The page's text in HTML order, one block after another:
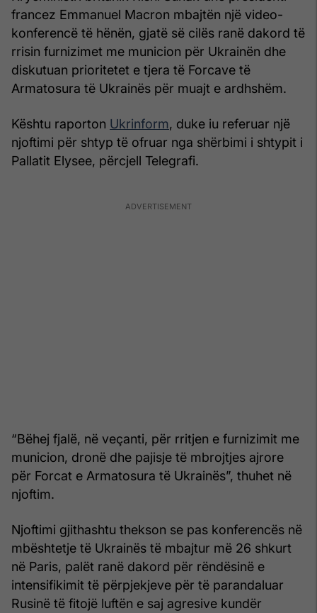
francez Emmanuel Macron mbajtën një video-
konferencë të hënën, gjatë së cilës ranë dakord të
rrisin furnizimet me municion për Ukrainën dhe
diskutuan prioritetet e tjera të Forcave të
Armatosura të Ukrainës për muajt e ardhshëm.
Kështu raporton Ukrinform, duke iu referuar një
njoftimi për shtyp të ofruar nga shërbimi i shtypit i
Pallatit Elysee, përcjell Telegrafi.
“Bëhej fjalë, në veçanti, për rritjen e furnizimit me
municion, dronë dhe pajisje të mbrojtjes ajrore
për Forcat e Armatosura të Ukrainës”, thuhet në
njoftim.
Njoftimi gjithashtu thekson se pas konferencës në
mbështetje të Ukrainës të mbajtur më 26 shkurt
në Paris, palët ranë dakord për rëndësinë e
intensifikimit të përpjekjeve për të parandaluar
Rusinë të fitojë luftën e saj agresive kundër